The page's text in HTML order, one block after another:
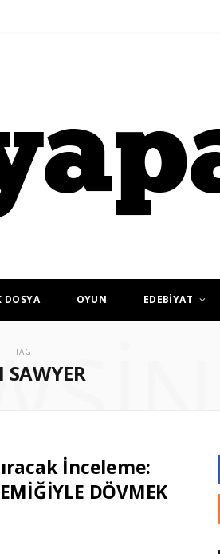
DOSYA OYUN EDEBİYAT
TAG
SAWYER
İnceleme:
DÖVMEK